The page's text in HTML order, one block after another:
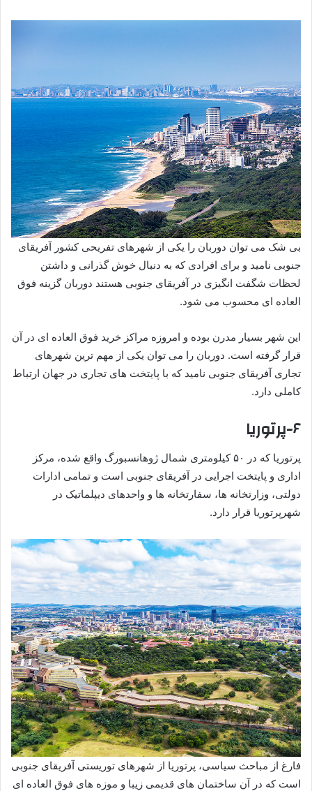
بی شک می توان دوربان را یکی از شهرهای تفریحی کشور آفریقای
جنوبی نامید و برای افرادی که به دنبال خوش گذرانی و داشتن
لحظات شگفت انگیزی در آفریقای جنوبی هستند دوربان گزینه فوق
العاده ای محسوب می شود.
این شهر بسیار مدرن بوده و امروزه مراکز خرید فوق العاده ای در آن
قرار گرفته است. دوربان را می توان یکی از مهم ترین شهرهای
تجاری آفریقای جنوبی نامید که با پایتخت های تجاری در جهان ارتباط
کاملی دارد.
۶-پرتوریا
پرتوریا که در ۵۰ کیلومتری شمال ژوهانسبورگ واقع شده، مرکز
اداری و پایتخت اجرایی در آفریقای جنوبی است و تمامی ادارات
دولتی، وزارتخانه ها، سفارتخانه ها و واحدهای دیپلماتیک در
شهرپرتوریا قرار دارد.
فارغ از مباحث سیاسی، پرتوریا از شهرهای توریستی آفریقای جنوبی
است که در آن ساختمان های قدیمی زیبا و موزه های فوق ‌العاده ای